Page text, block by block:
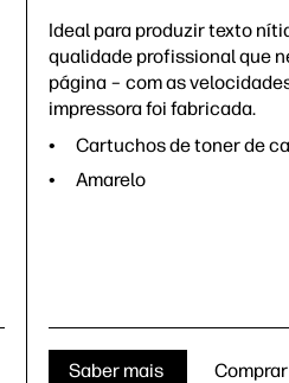
Ideal para produzir texto
qualidade profissional que
página – com as
impressora foi fabricada.
Cartuchos de toner de
Amarelo
Saber mais Comprar